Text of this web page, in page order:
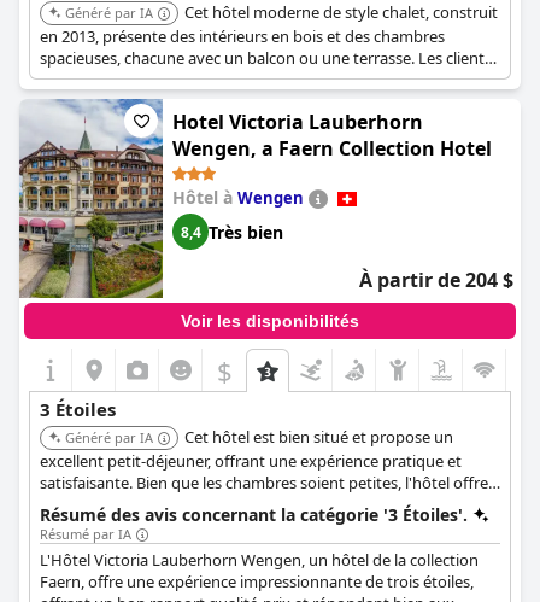
Généré par IA
Cet hôtel moderne de style chalet, construit
en 2013, présente des intérieurs en bois et des chambres
spacieuses, chacune avec un balcon ou une terrasse. Les clients
peuvent profiter du WiFi gratuit, d'une piscine et d'un espace
spa, offrant un séjour confortable et relaxant.
Hotel Victoria Lauberhorn
Wengen, a Faern Collection Hotel
Hôtel à Wengen
8,4 Très bien
À partir de 204 $
Voir les disponibilités
$
3 Étoiles
Généré par IA
Cet hôtel est bien situé et propose un
excellent petit-déjeuner, offrant une expérience pratique et
satisfaisante. Bien que les chambres soient petites, l'hôtel offre
un bon rapport qualité-prix.
Résumé des avis concernant la catégorie '3 Étoiles'.
Résumé par IA
L'Hôtel Victoria Lauberhorn Wengen, un hôtel de la collection
Faern, offre une expérience impressionnante de trois étoiles,